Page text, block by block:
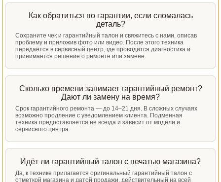
Как обратиться по гарантии, если сломалась
деталь?
Сохраните чек и гарантийный талон и свяжитесь с нами, описав
проблему и приложив фото или видео. После этого техника
передаётся в сервисный центр, где проводится диагностика и
принимается решение о ремонте или замене.
Сколько времени занимает гарантийный ремонт?
Дают ли замену на время?
Срок гарантийного ремонта — до 14–21 дня. В сложных случаях
возможно продление с уведомлением клиента. Подменная
техника предоставляется не всегда и зависит от модели и
сервисного центра.
Идёт ли гарантийный талон с печатью магазина?
Да, к технике прилагается оригинальный гарантийный талон с
отметкой магазина и датой продажи, действительный на всей